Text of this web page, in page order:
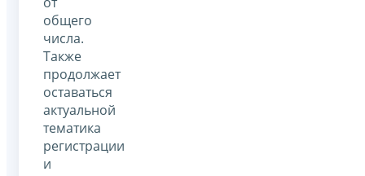
общего
числа.
Также
продолжает
оставаться
актуальной
тематика
регистрации
и